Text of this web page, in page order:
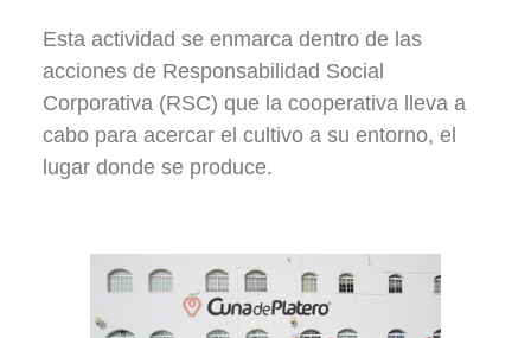
Esta actividad se enmarca dentro de las
acciones de Responsabilidad Social
Corporativa (RSC) que la cooperativa lleva a
cabo para acercar el cultivo a su entorno, el
lugar donde se produce.